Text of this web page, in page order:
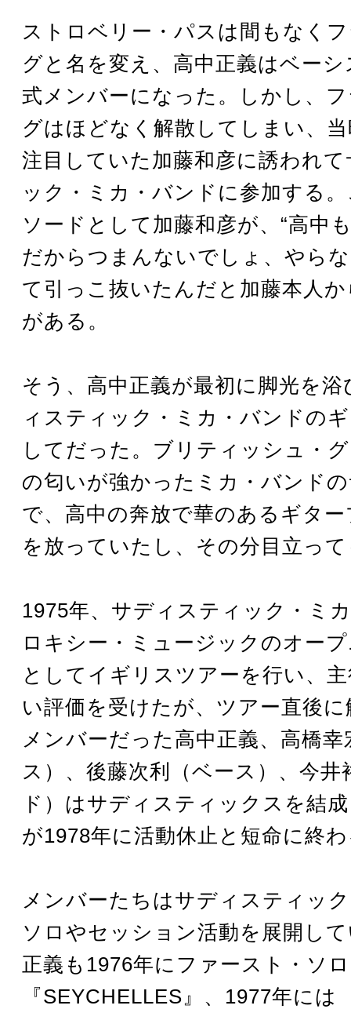
ストロベリー・パスは間もなく
グと名を変え、高中正義はベー
式メンバーになった。しかし、
グはほどなく解散してしまい、
注目していた加藤和彦に誘われ
ック・ミカ・バンドに参加する
ソードとして加藤和彦が、“高中
だからつまんないでしょ、やら
て引っこ抜いたんだと加藤本人
がある。
そう、高中正義が最初に脚光を
ィスティック・ミカ・バンドの
してだった。ブリティッシュ・
の匂いが強かったミカ・バンド
で、高中の奔放で華のあるギタ
を放っていたし、その分目立っ
1975年、サディスティック・ミ
ロキシー・ミュージックのオー
としてイギリスツアーを行い、
い評価を受けたが、ツアー直後
メンバーだった高中正義、高橋
ス）、後藤次利（ベース）、今井
ド）はサディスティックスを結
が1978年に活動休止と短命に終
メンバーたちはサディスティッ
ソロやセッション活動を展開し
正義も1976年にファースト・ソ
『SEYCHELLES』、1977年には